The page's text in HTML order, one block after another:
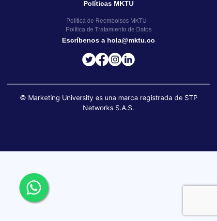
Políticas MKTU
Política de Reembolsos MKTU
Política de Tratamiento de Datos
Escríbenos a hola@mktu.co
© Marketing University es una marca registrada de STP
Networks S.A.S.